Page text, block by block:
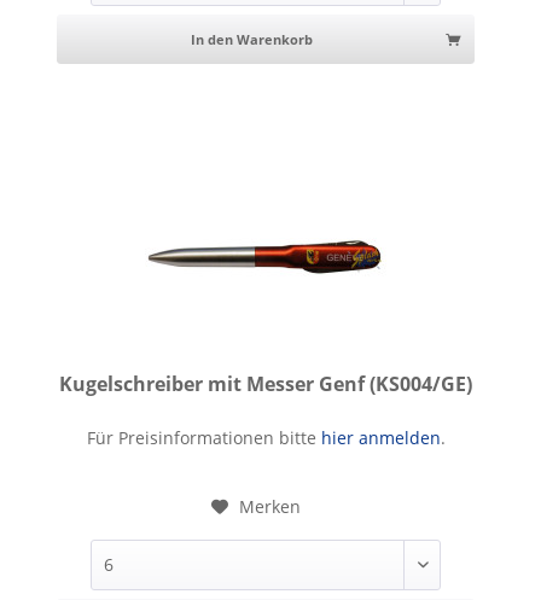
In den Warenkorb
Kugelschreiber mit Messer Genf (KS004/GE)
Kugelschreiber mit Messer Genf
Für Preisinformationen bitte hier anmelden.
Merken